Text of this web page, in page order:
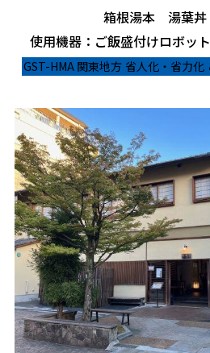
箱根湯本 湯葉
使用機器：ご飯盛付けロボッ
省人化・省力化
関東地方
GST-HMA